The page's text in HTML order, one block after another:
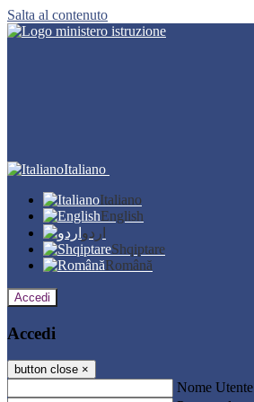
Salta al contenuto
Italiano
Italiano
English
اردو
Shqiptare
Română
Accedi
Accedi
button close ×
Nome Utente